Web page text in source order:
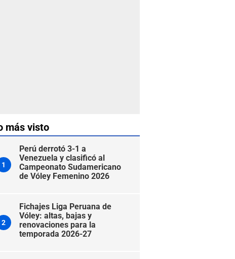
más visto
1
Perú derrotó 3-1 a
Venezuela y clasificó al
Campeonato Sudamericano
de Vóley Femenino 2026
2
Fichajes Liga Peruana de
Vóley: altas, bajas y
renovaciones para la
temporada 2026-27